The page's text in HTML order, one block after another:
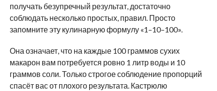
получать безупречный результат, достаточно
соблюдать несколько простых, правил. Просто
запомните эту кулинарную формулу «1–10–100».
Она означает, что на каждые 100 граммов сухих
макарон вам потребуется ровно 1 литр воды и 10
граммов соли. Только строгое соблюдение пропорций
спасёт вас от плохого результата. Кастрюлю